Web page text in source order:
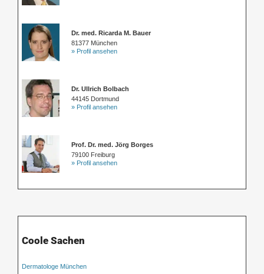
Dr. med. Ricarda M. Bauer
81377 München
» Profil ansehen
Dr. Ullrich Bolbach
44145 Dortmund
» Profil ansehen
Prof. Dr. med. Jörg Borges
79100 Freiburg
» Profil ansehen
Coole Sachen
Dermatologe München